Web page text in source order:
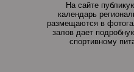
На сайте
календарь
размещаются в
залов дает
спортивному